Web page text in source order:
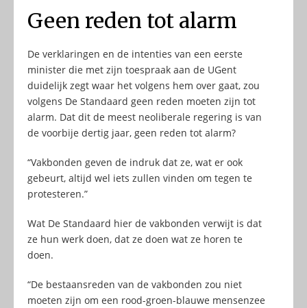
Geen reden tot alarm
De verklaringen en de intenties van een eerste
minister die met zijn toespraak aan de UGent
duidelijk zegt waar het volgens hem over gaat, zou
volgens De Standaard geen reden moeten zijn tot
alarm. Dat dit de meest neoliberale regering is van
de voorbije dertig jaar, geen reden tot alarm?
“Vakbonden geven de indruk dat ze, wat er ook
gebeurt, altijd wel iets zullen vinden om tegen te
protesteren.”
Wat De Standaard hier de vakbonden verwijt is dat
ze hun werk doen, dat ze doen wat ze horen te
doen.
“De bestaansreden van de vakbonden zou niet
moeten zijn om een rood-groen-blauwe mensenzee